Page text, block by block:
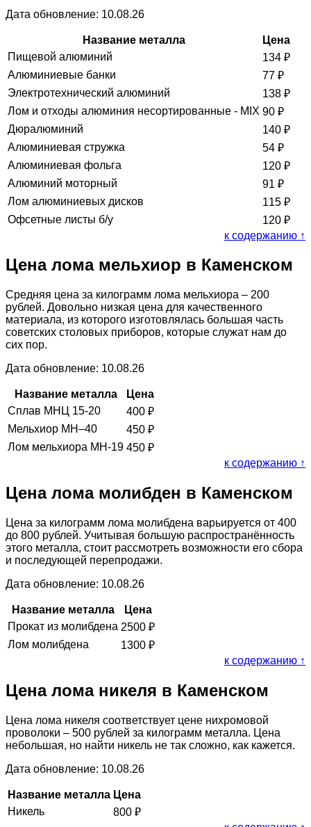
Дата обновление: 10.08.26
Название металла
Цена
Пищевой алюминий
134 ₽
Алюминиевые банки
77 ₽
Электротехнический алюминий
138 ₽
Лом и отходы алюминия несортированные - MIX 90 ₽
Дюралюминий
140 ₽
Алюминиевая стружка
54 ₽
Алюминиевая фольга
120 ₽
Алюминий моторный
91 ₽
Лом алюминиевых дисков
115 ₽
Офсетные листы б/у
120 ₽
к содержанию ↑
Цена лома мельхиор в Каменском
Средняя цена за килограмм лома мельхиора – 200
рублей. Довольно низкая цена для качественного
материала, из которого изготовлялась большая часть
советских столовых приборов, которые служат нам до
сих пор.
Дата обновление: 10.08.26
Название металла
Цена
Сплав МНЦ 15-20
400 ₽
Мельхиор МН–40
450 ₽
Лом мельхиора МН-19 450 ₽
к содержанию ↑
Цена лома молибден в Каменском
Цена за килограмм лома молибдена варьируется от 400
до 800 рублей. Учитывая большую распространённость
этого металла, стоит рассмотреть возможности его сбора
и последующей перепродажи.
Дата обновление: 10.08.26
Название металла
Цена
Прокат из молибдена 2500 ₽
Лом молибдена
1300 ₽
к содержанию ↑
Цена лома никеля в Каменском
Цена лома никеля соответствует цене нихромовой
проволоки – 500 рублей за килограмм металла. Цена
небольшая, но найти никель не так сложно, как кажется.
Дата обновление: 10.08.26
Название металла Цена
Никель
800 ₽